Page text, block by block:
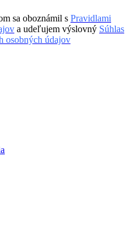
sa oboznámil s Pravidlami
a udeľujem výslovný Súhlas
osobných údajov